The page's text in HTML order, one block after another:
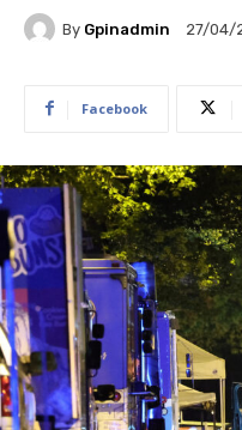
By Gpinadmin 27/04/
Facebook